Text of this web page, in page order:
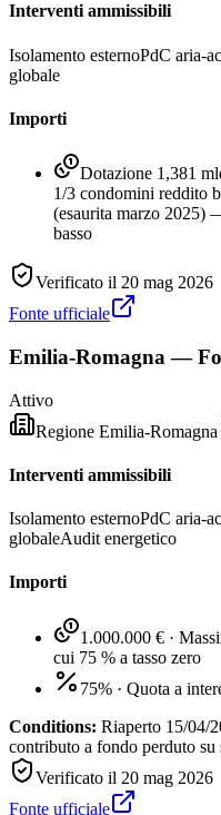
Interventi ammissibili
Isolamento esternoPdC aria-
globale
Importi
Dotazione 1,381
1/3 condomini reddito
(esaurita marzo 2025)
basso
Verificato il 20 mag 2026
Fonte ufficiale
Emilia-Romagna —
Attivo
Regione Emilia-Romagna
Interventi ammissibili
Isolamento esternoPdC aria-
globaleAudit energetico
Importi
1.000.000 € ·
cui 75 % a tasso zero
75% · Quota a
Conditions: Riaperto 15/04/
contributo a fondo perduto su
Verificato il 20 mag 2026
Fonte ufficiale